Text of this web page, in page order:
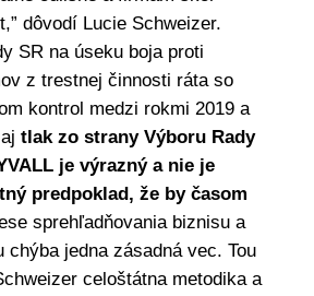
dôvodí Lucie Schweizer.
SR na úseku boja proti
z trestnej činnosti ráta so
kontrol medzi rokmi 2019 a
tlak zo strany Výboru Rady
je výrazný a nie je
predpoklad, že by časom
sprehľadňovania biznisu a
chýba jedna zásadná vec. Tou
celoštátna metodika a